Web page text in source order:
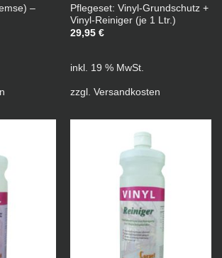
–
Pflegeset: Vinyl-Grundschutz +
Vinyl-Reiniger (je 1 Ltr.)
29,95 €
inkl. 19 % MwSt.
zzgl. Versandkosten